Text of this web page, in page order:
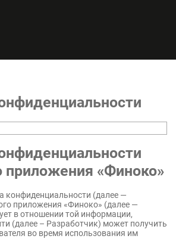
приложения «Финоко»
конфиденциальности (далее —
приложения «Финоко» (далее —
в отношении той информации,
(далее – Разработчик) может получить
во время использования им